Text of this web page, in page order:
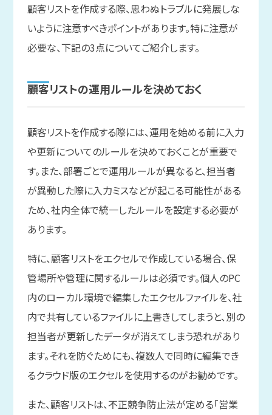
顧客リストを作成する際、思わぬトラブルに発展しな
いように注意すべきポイントがあります。特に注意が
必要な、下記の3点についてご紹介します。
顧客リストの運用ルールを決めておく
顧客リストを作成する際には、運用を始める前に入力
や更新についてのルールを決めておくことが重要で
す。また、部署ごとで運用ルールが異なると、担当者
が異動した際に入力ミスなどが起こる可能性がある
ため、社内全体で統一したルールを設定する必要が
あります。
特に、顧客リストをエクセルで作成している場合、保
管場所や管理に関するルールは必須です。個人のPC
内のローカル環境で編集したエクセルファイルを、社
内で共有しているファイルに上書きしてしまうと、別の
担当者が更新したデータが消えてしまう恐れがあり
ます。それを防ぐためにも、複数人で同時に編集でき
るクラウド版のエクセルを使用するのがお勧めです。
また、顧客リストは、不正競争防止法が定める「営業